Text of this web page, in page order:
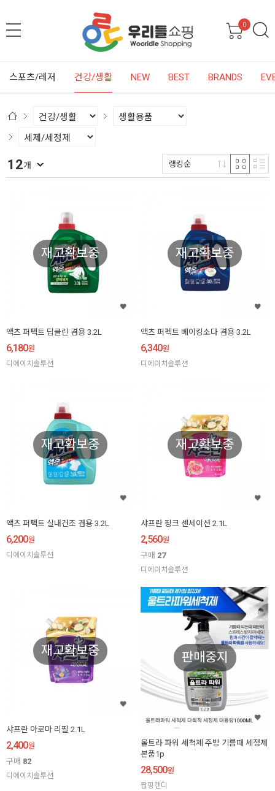
0
스포츠/레저 건강/생활 NEW BEST BRANDS
12개 랭킹순
재고확보중
액츠 퍼펙트 딥클린 겸용 3.2L
6,180원
디에이치솔루션
재고확보중
액츠 퍼펙트 베이킹소다 겸용 3.2L
6,340원
디에이치솔루션
재고확보중
액츠 퍼펙트 실내건조 겸용 3.2L
6,200원
디에이치솔루션
재고확보중
샤프란 핑크 센세이션 2.1L
2,560원
구매 27
디에이치솔루션
재고확보중
샤프란 아로마 리필 2.1L
2,400원
구매 82
디에이치솔루션
판매중지
울트라 파워 세척제 주방 기름때 세정제
본품1p
28,500원
팝핑캔디